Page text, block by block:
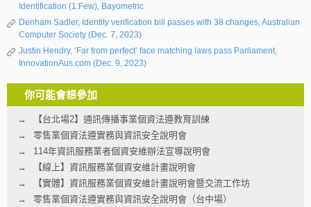
Identification (1:Few), Bayometric
Denham Sadler, Identity verification bill passes with 38 changes, Australian
Computer Society (Dec. 7, 2023)
Justin Hendry, ‘Far from perfect’ face matching laws pass Parliament,
InnovationAus.com (Dec. 9, 2023)
你可能會想參加
【台北場2】通訊傳播事業個資法遵教育訓練
零售業個資法遵實務與資訊安全說明會
114年資訊服務業者個資安維辦法宣導說明會
【線上】資訊服務業個資安維計畫說明會
【實體】資訊服務業個資安維計畫說明會暨交流工作坊
零售業個資法遵實務與資訊安全說明會（台中場）